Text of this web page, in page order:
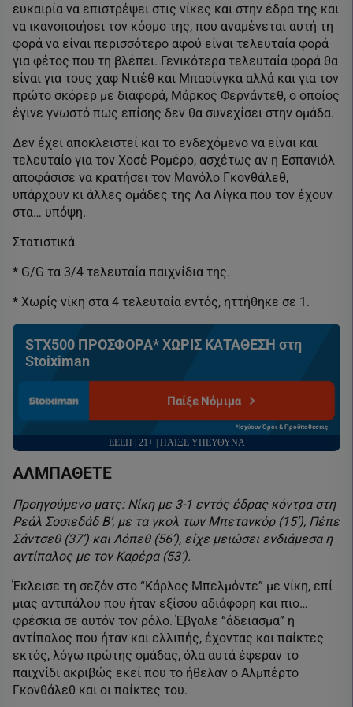
ευκαιρία να επιστρέψει στις νίκες και στην έδρα της και
να ικανοποιήσει τον κόσμο της, που αναμένεται αυτή τη
φορά να είναι περισσότερο αφού είναι τελευταία φορά
για φέτος που τη βλέπει. Γενικότερα τελευταία φορά θα
είναι για τους χαφ Ντιέθ και Μπασίνγκα αλλά και για τον
πρώτο σκόρερ με διαφορά, Μάρκος Φερνάντεθ, ο οποίος
έγινε γνωστό πως επίσης δεν θα συνεχίσει στην ομάδα.
Δεν έχει αποκλειστεί και το ενδεχόμενο να είναι και
τελευταίο για τον Χοσέ Ρομέρο, ασχέτως αν η Εσπανιόλ
αποφάσισε να κρατήσει τον Μανόλο Γκονθάλεθ,
υπάρχουν κι άλλες ομάδες της Λα Λίγκα που τον έχουν
στα… υπόψη.
Στατιστικά
* G/G τα 3/4 τελευταία παιχνίδια της.
* Χωρίς νίκη στα 4 τελευταία εντός, ηττήθηκε σε 1.
STX500 ΠΡΟΣΦΟΡΑ* ΧΩΡΙΣ ΚΑΤΑΘΕΣΗ στη
Stoiximan
Παίξε Νόμιμα
*Ισχύουν Όροι & Προϋποθέσεις
ΕΕΕΠ | 21+ | ΠΑΙΞΕ ΥΠΕΥΘΥΝΑ
ΑΛΜΠΑΘΕΤΕ
Προηγούμενο ματς: Νίκη με 3-1 εντός έδρας κόντρα στη
Ρεάλ Σοσιεδάδ Β’, με τα γκολ των Μπετανκόρ (15’), Πέπε
Σάντσεθ (37’) και Λόπεθ (56’), είχε μειώσει ενδιάμεσα η
αντίπαλος με τον Καρέρα (53’).
Έκλεισε τη σεζόν στο “Κάρλος Μπελμόντε” με νίκη, επί
μιας αντιπάλου που ήταν εξίσου αδιάφορη και πιο…
φρέσκια σε αυτόν τον ρόλο. Έβγαλε “άδειασμα” η
αντίπαλος που ήταν και ελλιπής, έχοντας και παίκτες
εκτός, λόγω πρώτης ομάδας, όλα αυτά έφεραν το
παιχνίδι ακριβώς εκεί που το ήθελαν ο Αλμπέρτο
Γκονθάλεθ και οι παίκτες του.